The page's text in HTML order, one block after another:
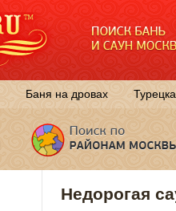
Баня на дровах
Недорогая